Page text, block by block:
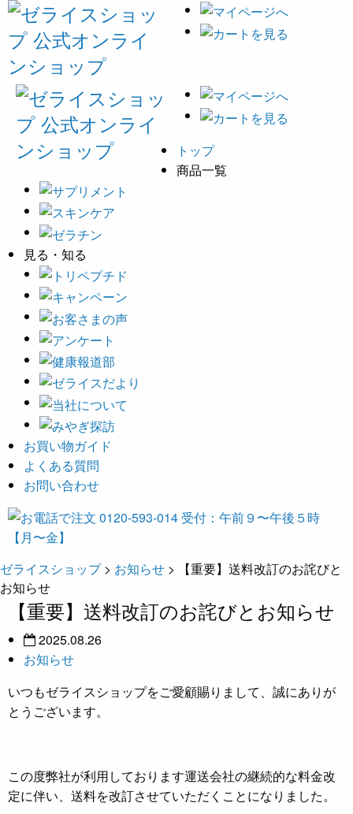
トップ
商品一覧
見る・知る
お買い物ガイド
よくある質問
お問い合わせ
ゼライスショップ> お知らせ >
【重要】送料改訂のお詫びと
お知らせ
【重要】送料改訂のお詫びとお知らせ
2025.08.26
お知らせ
いつもゼライスショップをご愛顧賜りまして、誠にありが
とうございます。
この度弊社が利用しております運送会社の継続的な料金改
定に伴い、送料を改訂させていただくことになりました。